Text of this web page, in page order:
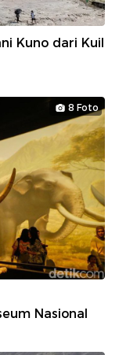
Kuno dari Kuil
8 Foto
Nasional